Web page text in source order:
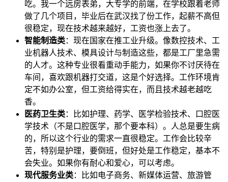
吃。我一个远房表弟，大专学的前端，在学校跟着老师
做了几个项目，毕业后在武汉找了份工作，起薪不高但
很稳定，现在技术越来越好，工资也涨上去了。
智能制造类：现在国家在推工业升级。像数控技术、工
业机器人技术、模具设计与制造这些，都是工厂里急需
的人才。这种专业很看重动手能力，如果你不讨厌待在
车间，喜欢跟机器打交道，这是个好选择。工作环境肯
定不如办公室，但工资给得实在，而且技术越老越吃
香。
医药卫生类：比如护理、药学、医学检验技术、口腔医
学技术（不是口腔医学，那个要本科）。人总是要生病
的，所以这个行业的需求一直很稳定。工作会比较辛
苦，特别是护理，要倒班，但好处是工作稳定，基本不
会失业。如果你有耐心和爱心，可以考虑。
现代服务业类：比如电子商务、新媒体运营、旅游管